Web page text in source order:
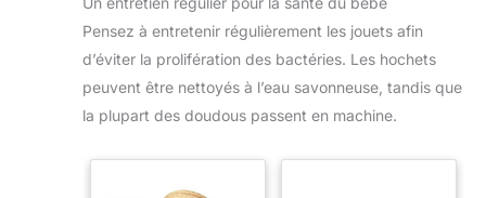
futures mamans, les
occasions spéciales
comme les fêtes de
naissance, les
anniversaires, Noël, les
Pensez à entretenir régulièrement les jouets afin
d’éviter la prolifération des bactéries. Les hochets
peuvent être nettoyés à l’eau savonneuse, tandis que
la plupart des doudous passent en machine.